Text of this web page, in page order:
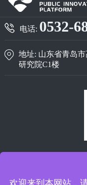
电话: 0532-
地址: 山东省青岛
研究院C1楼
欢迎来到本网站，